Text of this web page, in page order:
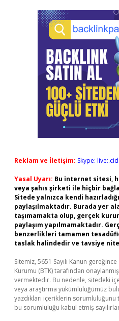
Reklam ve İletişim: Skype:
Yasal Uyarı: Bu internet sitesi,
veya şahıs şirketi ile hiçbir
Sitede yalnızca kendi
paylaşılmaktadır. Burada yer
taşımamakta olup, gerçek
paylaşım yapılmamaktadır.
benzerlikleri tamamen
taslak halindedir ve tavsiye
Sitemiz, 5651 Sayılı Kanun
Kurumu (BTK) tarafından
vermektedir. Bu nedenle, sitedeki
veya araştırma yükümlülüğümüz
yazdıkları içeriklerin
bu sorumluluğu kabul etmiş